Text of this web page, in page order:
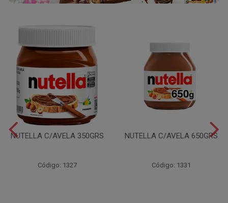
NUTELLA C/AVELA 350GRS
Código: 1327
NUTELLA C/AVELA 650GRS
Código: 1331